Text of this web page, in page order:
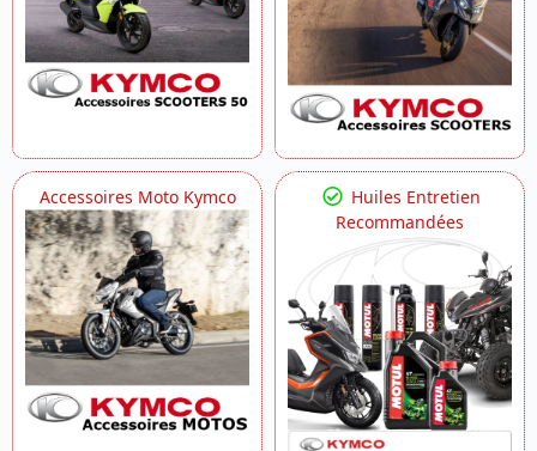
Accessoires Moto Kymco
Huiles Entretien
Recommandées